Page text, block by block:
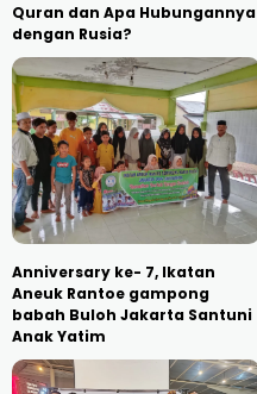
Quran dan Apa Hubungannya
dengan Rusia?
Anniversary ke- 7, Ikatan
Aneuk Rantoe gampong
babah Buloh Jakarta Santuni
Anak Yatim